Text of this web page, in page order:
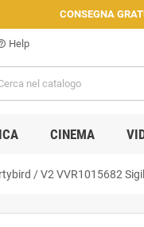
CONSEGNA
Help
CINEMA
/ V2 ‎VVR1015682